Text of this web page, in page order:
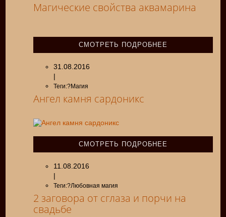
Магические свойства аквамарина
СМОТРЕТЬ ПОДРОБНЕЕ
31.08.2016
|
Теги:?Магия
Ангел камня сардоникс
СМОТРЕТЬ ПОДРОБНЕЕ
11.08.2016
|
Теги:?Любовная магия
2 заговора от сглаза и порчи на
свадьбе